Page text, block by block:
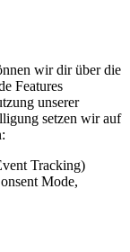
wir dir über die
Features
unserer
setzen wir auf
Tracking)
Mode,